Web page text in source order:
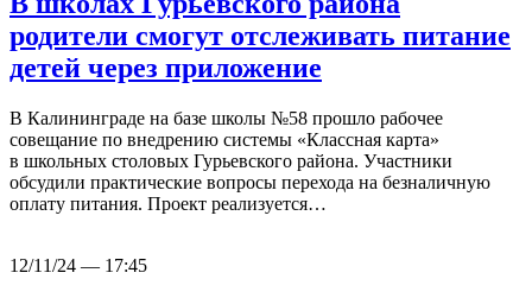
родители смогут отслеживать питание
детей через приложение
В Калининграде на базе школы №58 прошло рабочее
совещание по внедрению системы «Классная карта»
в школьных столовых Гурьевского района. Участники
обсудили практические вопросы перехода на безналичную
оплату питания. Проект реализуется…
12/11/24 — 17:45